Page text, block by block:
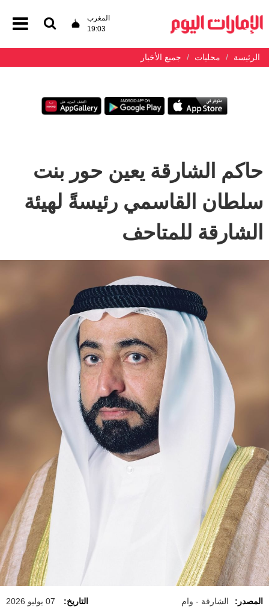
المغرب
19:03
الرئيسة محليات جميع الأخبار
حاكم الشارقة يعين حور بنت
سلطان القاسمي رئيسةً لهيئة
الشارقة للمتاحف
المصدر: الشارقة - وام التاريخ: 07 يوليو 2026